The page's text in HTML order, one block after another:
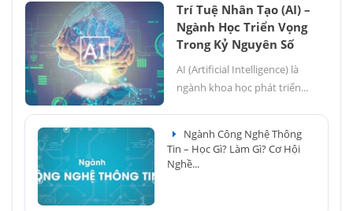
Trí Tuệ Nhân Tạo (AI) –
Ngành Học Triển Vọng
Trong Kỷ Nguyên Số
AI (Artificial Intelligence) là
ngành khoa học phát triển...
Ngành Công Nghệ Thông
Tin – Học Gì? Làm Gì? Cơ Hội
Nghề...